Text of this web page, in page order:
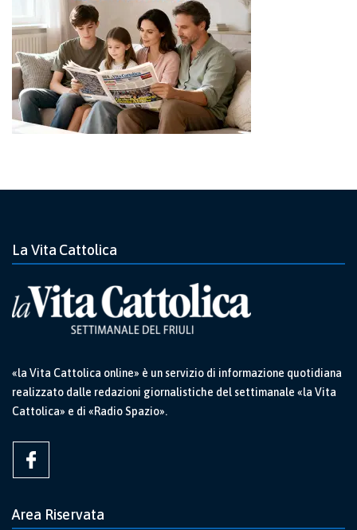
La Vita Cattolica
«la Vita Cattolica online» è un servizio di informazione quotidiana
realizzato dalle redazioni giornalistiche del settimanale «la Vita
Cattolica» e di «Radio Spazio».
Area Riservata